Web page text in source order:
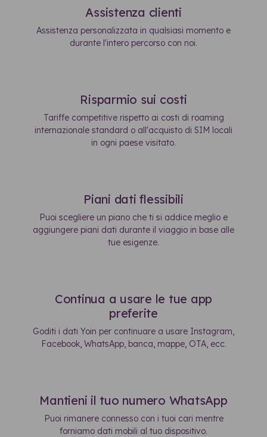
Assistenza clienti
Assistenza personalizzata in qualsiasi momento e
durante l'intero percorso con noi.
Risparmio sui costi
Tariffe competitive rispetto ai costi di roaming
internazionale standard o all'acquisto di SIM locali
in ogni paese visitato.
Piani dati flessibili
Puoi scegliere un piano che ti si addice meglio e
aggiungere piani dati durante il viaggio in base alle
tue esigenze.
Continua a usare le tue app
preferite
Goditi i dati Yoin per continuare a usare Instagram,
Facebook, WhatsApp, banca, mappe, OTA, ecc.
Mantieni il tuo numero WhatsApp
Puoi rimanere connesso con i tuoi cari mentre
forniamo dati mobili al tuo dispositivo.